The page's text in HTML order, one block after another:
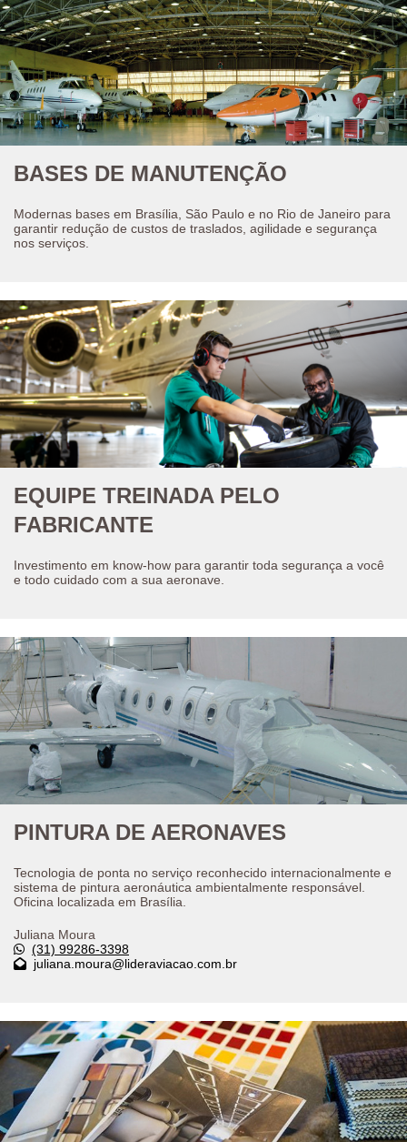
BASES DE MANUTENÇÃO
Modernas bases em Brasília, São Paulo e no Rio de Janeiro para
garantir redução de custos de traslados, agilidade e segurança
nos serviços.
EQUIPE TREINADA PELO
FABRICANTE
Investimento em know-how para garantir toda segurança a você
e todo cuidado com a sua aeronave.
PINTURA DE AERONAVES
Tecnologia de ponta no serviço reconhecido internacionalmente e
sistema de pintura aeronáutica ambientalmente responsável.
Oficina localizada em Brasília.
Juliana Moura
(31) 99286-3398
juliana.moura@lideraviacao.com.br